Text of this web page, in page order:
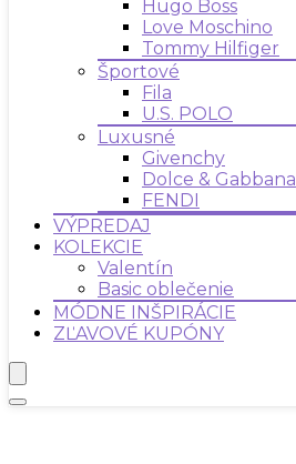
Hugo Boss
Love Moschino
Tommy Hilfiger
Športové
Fila
U.S. POLO
Luxusné
Givenchy
Dolce & Gabbana
FENDI
VÝPREDAJ
KOLEKCIE
Valentín
Basic oblečenie
MÓDNE INŠPIRÁCIE
ZĽAVOVÉ KUPÓNY